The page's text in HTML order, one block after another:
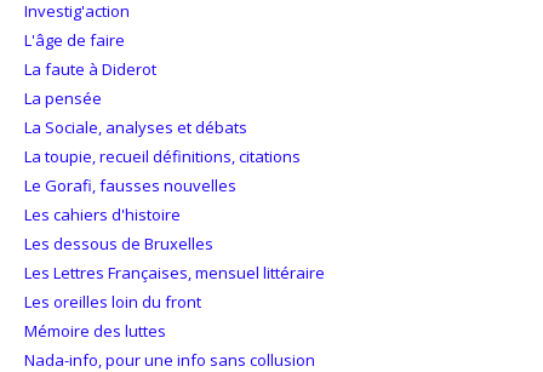
Investig'action
L'âge de faire
La faute à Diderot
La pensée
La Sociale, analyses et débats
La toupie, recueil définitions, citations
Le Gorafi, fausses nouvelles
Les cahiers d'histoire
Les dessous de Bruxelles
Les Lettres Françaises, mensuel littéraire
Les oreilles loin du front
Mémoire des luttes
Nada-info, pour une info sans collusion